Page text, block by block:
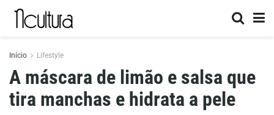
Início Lifestyle
A máscara de limão e salsa que
tira manchas e hidrata a pele